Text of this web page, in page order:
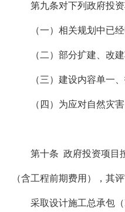
第九条对下列政府投资
（一）相关规划中已经
（二）部分扩建、改建
（三）建设内容单一、
（四）为应对自然灾害
第十条 政府投资项目按
（含工程前期费用），其
采取设计施工总承包（